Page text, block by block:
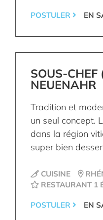
POSTULER EN
SOUS-CHEF
NEUENAHR
Tradition et
un seul concept.
dans la région
super bien
CUISINE
RESTAURANT 1
POSTULER EN